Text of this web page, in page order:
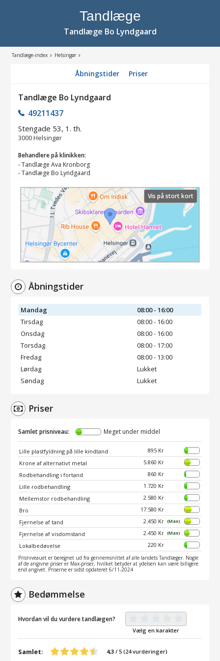
Tandlæge
Tandlæge Bo Lyndgaard
Tandlæge-index Helsingør
Åbningstider Priser
Tandlæge Bo Lyndgaard
49211437
Stengade 53, 1. th.
3000Helsingør
Behandlere på klinikken:
-Tandlæge Ava Kronborg
-Tandlæge Bo Lyndgaard
Vis på stort kort
Åbningstider
Mandag
08:00 - 16:00
Tirsdag
08:00 - 16:00
Onsdag
08:00 - 16:00
Torsdag
08:00 - 17:00
Fredag
08:00 - 13:00
Lørdag
Lukket
Søndag
Lukket
Priser
Samlet prisniveau: Meget under middel
Lille plastfyldning på lille kindtand
895 Kr
Krone af alternativt metal
5.860 Kr
Rodbehandling i fortand
860 Kr
Lille rodbehandling
1.720 Kr
Mellemstor rodbehandling
2.580 Kr
Bro
17.580 Kr
Fjernelse af tand
2.450 Kr (Max)
Fjernelse af visdomstand 2.450 Kr (Max)
Lokalbedøvelse 220 Kr
Prisniveauet er beregnet ud fra gennemsnittet af alle landets Tandlæger. Nogle
af de angivne priser er Max-priser, hvilket betyder at ydelsen kan være billigere
end angivet. Priserne er sidst opdateret 6/11-2024
Bedømmelse
Hvordan vil du vurdere tandlægen?
Vælg en karakter
Samlet: 4,3 /5 (24vurderinger)